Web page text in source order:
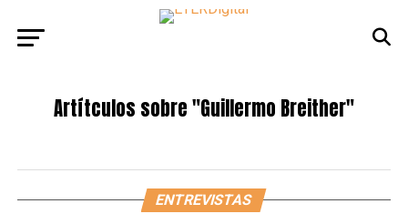
Artítculos sobre"Guillermo Breither"
ENTREVISTAS